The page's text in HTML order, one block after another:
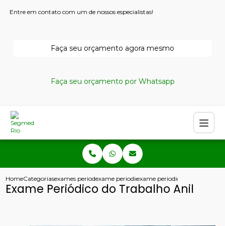
Entre em contato com um de nossos especialistas!
Faça seu orçamento agora mesmo
Faça seu orçamento por Whatsapp
HomeCategoriasexames periodicosexame periodico trabalhistaexame periodico do trabalho
Exame Periódico do Trabalho Anil